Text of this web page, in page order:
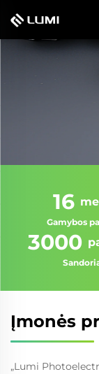
16
Gamybos
3000
Įmonės
„Lumi